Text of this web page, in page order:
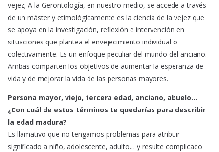
vejez; A la Gerontología, en nuestro medio, se accede a través
de un máster y etimológicamente es la ciencia de la vejez que
se apoya en la investigación, reflexión e intervención en
situaciones que plantea el envejecimiento individual o
colectivamente. Es un enfoque peculiar del mundo del anciano.
Ambas comparten los objetivos de aumentar la esperanza de
vida y de mejorar la vida de las personas mayores.
Persona mayor, viejo, tercera edad, anciano, abuelo…
¿Con cuál de estos términos te quedarías para describir
la edad madura?
Es llamativo que no tengamos problemas para atribuir
significado a niño, adolescente, adulto… y resulte complicado